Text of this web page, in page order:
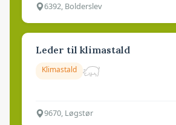
6392, Bolderslev
Leder til klimastald
Klimastald
9670, Løgstør